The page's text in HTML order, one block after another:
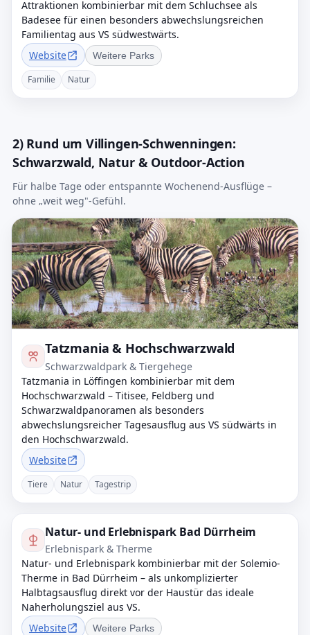
Attraktionen kombinierbar mit dem Schluchsee als
Badesee für einen besonders abwechslungsreichen
Familientag aus VS südwestwärts.
Website
Weitere Parks
Familie Natur
2) Rund um Villingen-Schwenningen:
Schwarzwald, Natur & Outdoor-Action
Für halbe Tage oder entspannte Wochenend-Ausflüge –
ohne „weit weg"-Gefühl.
Tatzmania & Hochschwarzwald
Schwarzwaldpark & Tiergehege
Tatzmania in Löffingen kombinierbar mit dem
Hochschwarzwald – Titisee, Feldberg und
Schwarzwaldpanoramen als besonders
abwechslungsreicher Tagesausflug aus VS südwärts in
den Hochschwarzwald.
Website
Tiere Natur Tagestrip
Natur- und Erlebnispark Bad Dürrheim
Erlebnispark & Therme
Natur- und Erlebnispark kombinierbar mit der Solemio-
Therme in Bad Dürrheim – als unkomplizierter
Halbtagsausflug direkt vor der Haustür das ideale
Naherholungsziel aus VS.
Website
Weitere Parks